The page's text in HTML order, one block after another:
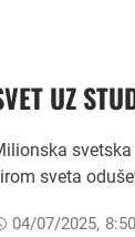
UZ
sveta
04/07/2025,